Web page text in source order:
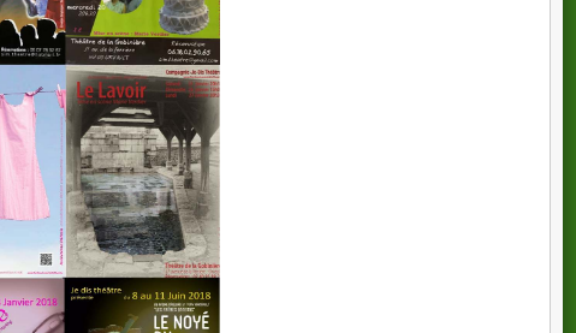
renforcer la confiance en soi
et corporelle
scénique
créer des personnages riches et nuancés
soyez débutant ou confirmé, vous trouverez un
ou pour vous inscrire, contactez-nous dès